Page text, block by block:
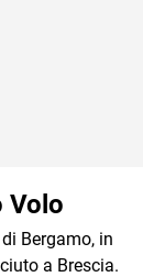
Volo
Bergamo, in
a Brescia.